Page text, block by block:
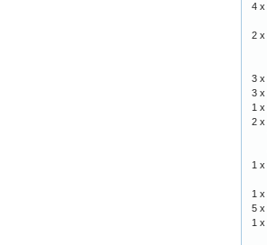
4 x
2 x
3 x
3 x
1 x
2 x
1 x
1 x
5 x
1 x